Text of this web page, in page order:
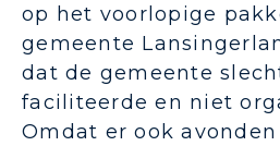
op het voorlopige
gemeente
dat de gemeente
faciliteerde en niet
Omdat er ook avonden